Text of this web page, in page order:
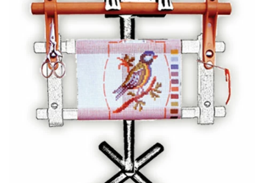
Изображения и цвет представленного товара могут незначительно